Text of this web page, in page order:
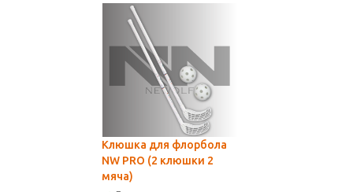
Клюшка для флорбола
NW PRO (2 клюшки 2
мяча)